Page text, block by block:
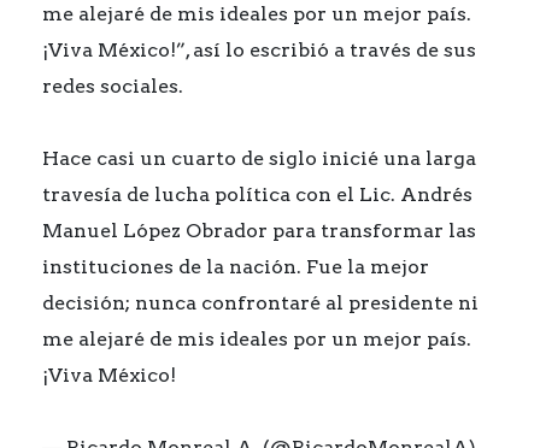
me alejaré de mis ideales por un mejor país.
¡Viva México!”, así lo escribió a través de sus
redes sociales.
Hace casi un cuarto de siglo inicié una larga
travesía de lucha política con el Lic. Andrés
Manuel López Obrador para transformar las
instituciones de la nación. Fue la mejor
decisión; nunca confrontaré al presidente ni
me alejaré de mis ideales por un mejor país.
¡Viva México!